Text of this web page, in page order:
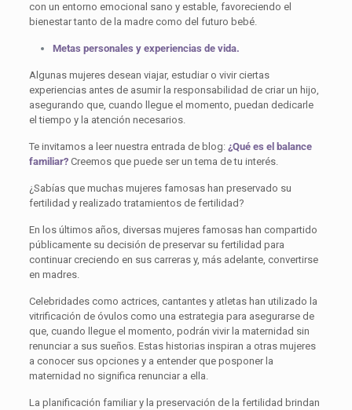
con un entorno emocional sano y estable, favoreciendo el
bienestar tanto de la madre como del futuro bebé.
Metas personales y experiencias de vida.
Algunas mujeres desean viajar, estudiar o vivir ciertas
experiencias antes de asumir la responsabilidad de criar un hijo,
asegurando que, cuando llegue el momento, puedan dedicarle
el tiempo y la atención necesarios.
Te invitamos a leer nuestra entrada de blog: ¿Qué es el balance
familiar?Creemos que puede ser un tema de tu interés.
¿Sabías que muchas mujeres famosas han preservado su
fertilidad y realizado tratamientos de fertilidad?
En los últimos años, diversas mujeres famosas han compartido
públicamente su decisión de preservar su fertilidad para
continuar creciendo en sus carreras y, más adelante, convertirse
en madres.
Celebridades como actrices, cantantes y atletas han utilizado la
vitrificación de óvulos como una estrategia para asegurarse de
que, cuando llegue el momento, podrán vivir la maternidad sin
renunciar a sus sueños. Estas historias inspiran a otras mujeres
a conocer sus opciones y a entender que posponer la
maternidad no significa renunciar a ella.
La planificación familiar y la preservación de la fertilidad brindan